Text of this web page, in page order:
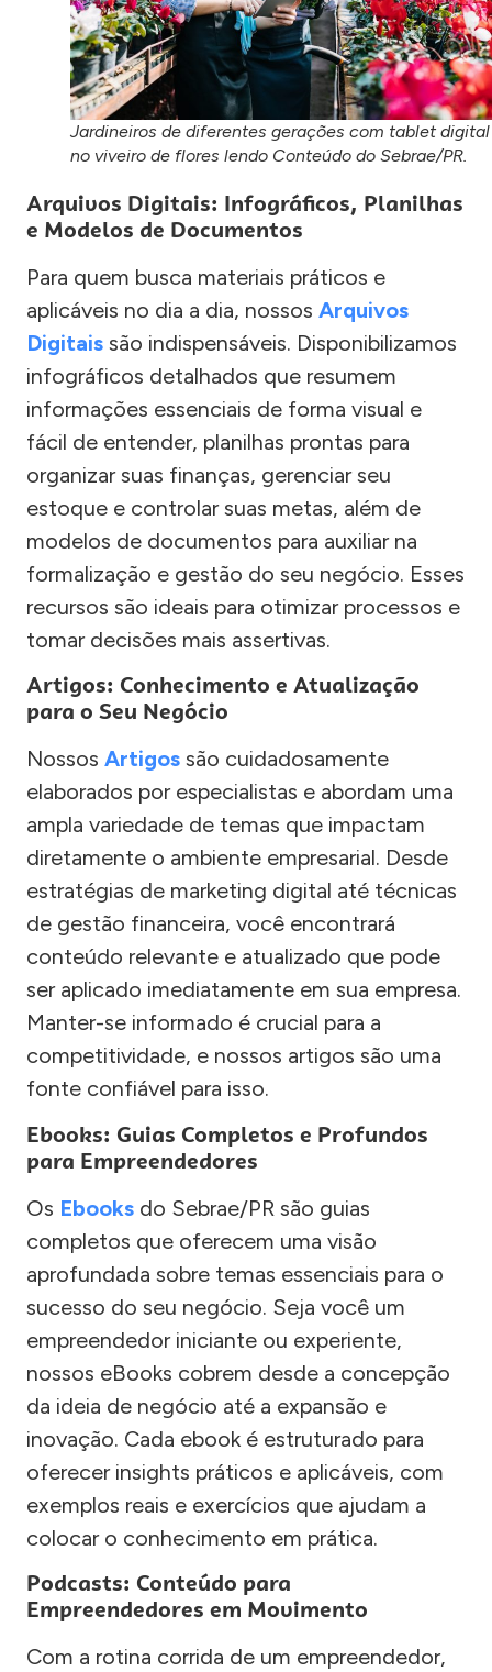
Jardineiros de diferentes gerações com tablet digital
no viveiro de flores lendo Conteúdo do Sebrae/PR.
Arquivos Digitais: Infográficos, Planilhas
e Modelos de Documentos
Para quem busca materiais práticos e
aplicáveis no dia a dia, nossos Arquivos
Digitais são indispensáveis. Disponibilizamos
infográficos detalhados que resumem
informações essenciais de forma visual e
fácil de entender, planilhas prontas para
organizar suas finanças, gerenciar seu
estoque e controlar suas metas, além de
modelos de documentos para auxiliar na
formalização e gestão do seu negócio. Esses
recursos são ideais para otimizar processos e
tomar decisões mais assertivas.
Artigos: Conhecimento e Atualização
para o Seu Negócio
Nossos Artigos são cuidadosamente
elaborados por especialistas e abordam uma
ampla variedade de temas que impactam
diretamente o ambiente empresarial. Desde
estratégias de marketing digital até técnicas
de gestão financeira, você encontrará
conteúdo relevante e atualizado que pode
ser aplicado imediatamente em sua empresa.
Manter-se informado é crucial para a
competitividade, e nossos artigos são uma
fonte confiável para isso.
Ebooks: Guias Completos e Profundos
para Empreendedores
Os Ebooks do Sebrae/PR são guias
completos que oferecem uma visão
aprofundada sobre temas essenciais para o
sucesso do seu negócio. Seja você um
empreendedor iniciante ou experiente,
nossos eBooks cobrem desde a concepção
da ideia de negócio até a expansão e
inovação. Cada ebook é estruturado para
oferecer insights práticos e aplicáveis, com
exemplos reais e exercícios que ajudam a
colocar o conhecimento em prática.
Podcasts: Conteúdo para
Empreendedores em Movimento
Com a rotina corrida de um empreendedor,